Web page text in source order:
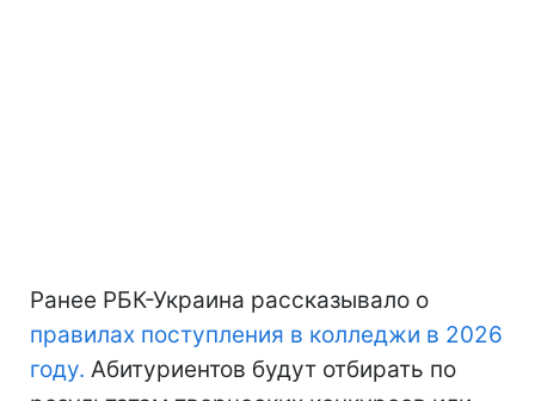
Ранее РБК-Украина рассказывало о
правилах поступления в колледжи в 2026
году. Абитуриентов будут отбирать по